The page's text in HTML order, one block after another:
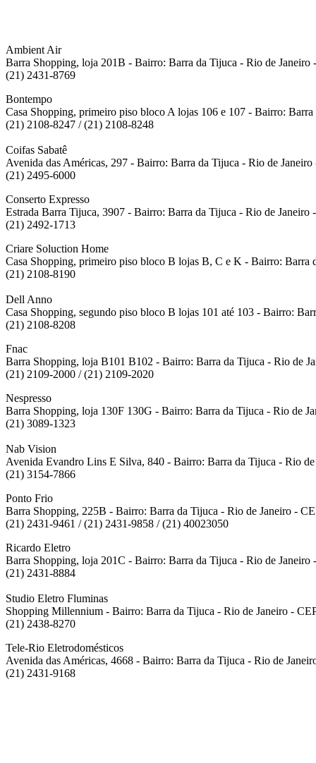
Ambient Air
Barra Shopping, loja 201B - Bairro: Barra da Tijuca - Rio de Janeiro
(21) 2431-8769
Bontempo
Casa Shopping, primeiro piso bloco A lojas 106 e 107 - Bairro:
(21) 2108-8247 / (21) 2108-8248
Coifas Sabatê
Avenida das Américas, 297 - Bairro: Barra da Tijuca - Rio de
(21) 2495-6000
Conserto Expresso
Estrada Barra Tijuca, 3907 - Bairro: Barra da Tijuca - Rio de Janeiro
(21) 2492-1713
Criare Soluction Home
Casa Shopping, primeiro piso bloco B lojas B, C e K - Bairro: Barra
(21) 2108-8190
Dell Anno
Casa Shopping, segundo piso bloco B lojas 101 até 103 - Bairro:
(21) 2108-8208
Fnac
Barra Shopping, loja B101 B102 - Bairro: Barra da Tijuca - Rio de
(21) 2109-2000 / (21) 2109-2020
Nespresso
Barra Shopping, loja 130F 130G - Bairro: Barra da Tijuca - Rio de
(21) 3089-1323
Nab Vision
Avenida Evandro Lins E Silva, 840 - Bairro: Barra da Tijuca - Rio
(21) 3154-7866
Ponto Frio
Barra Shopping, 225B - Bairro: Barra da Tijuca - Rio de Janeiro -
(21) 2431-9461 / (21) 2431-9858 / (21) 40023050
Ricardo Eletro
Barra Shopping, loja 201C - Bairro: Barra da Tijuca - Rio de Janeiro
(21) 2431-8884
Studio Eletro Fluminas
Shopping Millennium - Bairro: Barra da Tijuca - Rio de Janeiro -
(21) 2438-8270
Tele-Rio Eletrodomésticos
Avenida das Américas, 4668 - Bairro: Barra da Tijuca - Rio de
(21) 2431-9168